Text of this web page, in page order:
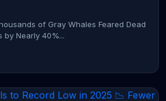
of Gray Whales Feared Dead
by Nearly 40%...